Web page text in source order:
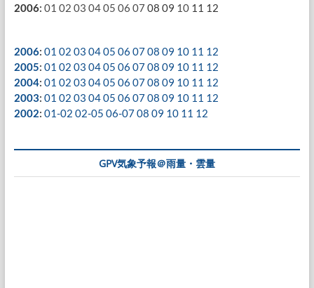
2006: 01 02 03 0405 06 07 08 09 10 11 12
2006: 01 02 03 0405 06 0708 09 10 11 12
2005: 01 02 03 0405 06 0708 09 10 11 12
2004: 01 02 03 0405 06 0708 09 10 11 12
2003: 01 02 03 0405 06 0708 09 10 11 12
2002: 01-02 02-05 06-0708 09 10 11 12
GPV気象予報＠雨量・雲量